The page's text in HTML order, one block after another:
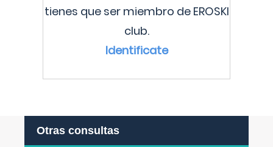
tienes que ser miembro de EROSKI
club.
Identificate
Otras consultas